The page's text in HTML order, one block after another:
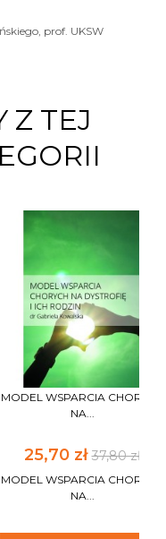
prof. UKSW
Z TEJ
MODEL WSPARCIA CHORYCH
NA...
25,70 zł37,80 zł
MODEL WSPARCIA CHORYCH
NA...